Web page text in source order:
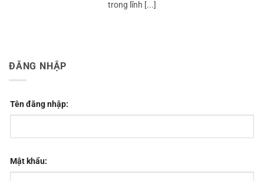
trong lĩnh [...]
ĐĂNG NHẬP
Tên đăng nhập:
Mật khẩu: